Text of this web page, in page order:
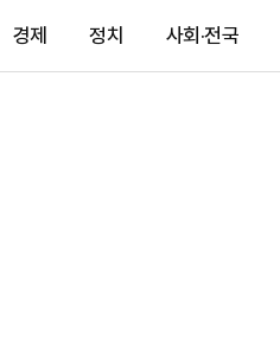
경제 정치 사회·전국